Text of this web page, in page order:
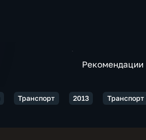
Рекомендации
Транспорт 2013